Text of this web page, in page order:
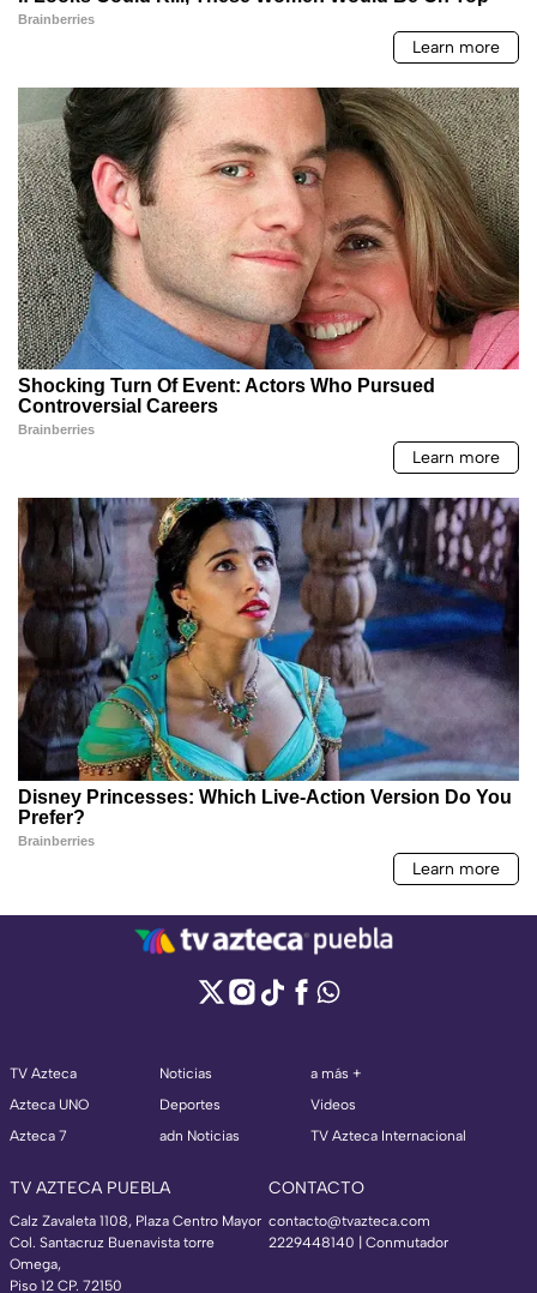
TV Azteca
Azteca UNO
Azteca 7
Noticias
Deportes
adn Noticias
a más +
Videos
TV Azteca Internacional
TV AZTECA PUEBLA
Calz Zavaleta 1108, Plaza Centro Mayor
Col. Santacruz Buenavista torre
Omega,
Piso 12 CP. 72150
CONTACTO
contacto@tvazteca.com
2229448140 | Conmutador